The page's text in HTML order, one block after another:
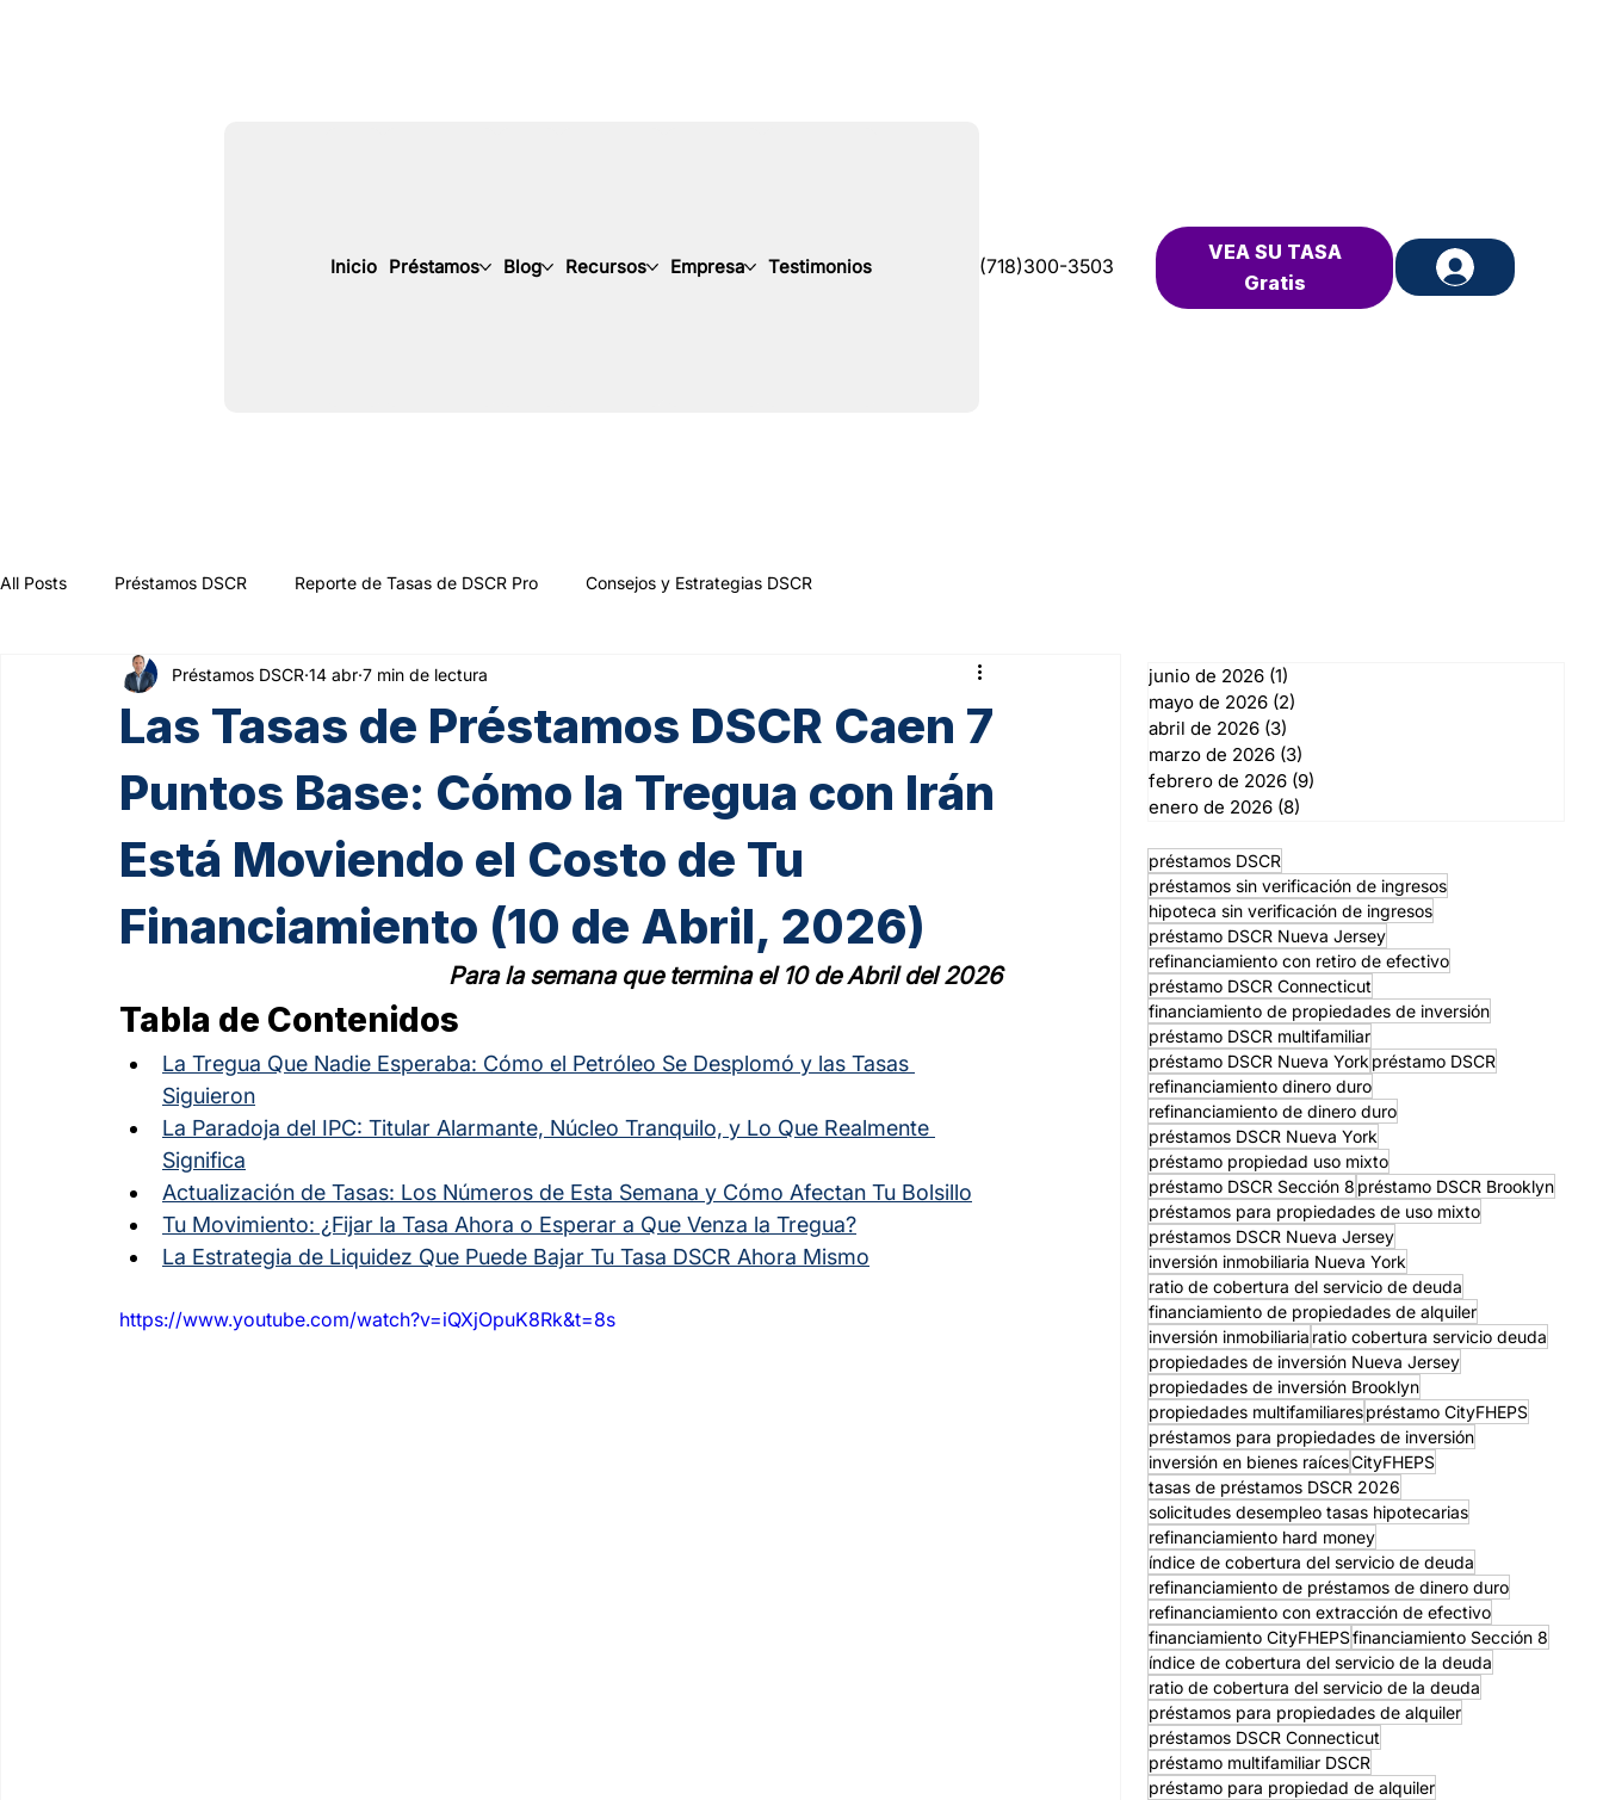
Inicio Préstamos Blog Recursos Empresa Testimonios (718)300-3503
VEA SU TASA
Gratis
All Posts Préstamos DSCR Reporte de Tasas de DSCR Pro Consejos y Estrategias DSCR
Las Tasas de Préstamos DSCR Caen 7
Puntos Base: Cómo la Tregua con Irán
Está Moviendo el Costo de Tu
Financiamiento (10 de Abril, 2026)
Préstamos DSCR 14 abr 7 min de lectura
Para la semana que termina el 10 de Abril del 2026
Tabla de Contenidos
La Tregua Que Nadie Esperaba: Cómo el Petróleo Se Desplomó y las Tasas
Siguieron
La Paradoja del IPC: Titular Alarmante, Núcleo Tranquilo, y Lo Que Realmente
Significa
Actualización de Tasas: Los Números de Esta Semana y Cómo Afectan Tu Bolsillo
Tu Movimiento: ¿Fijar la Tasa Ahora o Esperar a Que Venza la Tregua?
La Estrategia de Liquidez Que Puede Bajar Tu Tasa DSCR Ahora Mismo
https://www.youtube.com/watch?v=iQXjOpuK8Rk&t=8s
junio de 2026 (1)
mayo de 2026 (2)
abril de 2026 (3)
marzo de 2026 (3)
febrero de 2026 (9)
enero de 2026 (8)
préstamos DSCR
préstamos sin verificación de ingresos
hipoteca sin verificación de ingresos
préstamo DSCR Nueva Jersey
refinanciamiento con retiro de efectivo
préstamo DSCR Connecticut
financiamiento de propiedades de inversión
préstamo DSCR multifamiliar
préstamo DSCR Nueva York préstamo DSCR
refinanciamiento dinero duro
refinanciamiento de dinero duro
préstamos DSCR Nueva York
préstamo propiedad uso mixto
préstamo DSCR Sección 8 préstamo DSCR Brooklyn
préstamos para propiedades de uso mixto
préstamos DSCR Nueva Jersey
inversión inmobiliaria Nueva York
ratio de cobertura del servicio de deuda
financiamiento de propiedades de alquiler
inversión inmobiliaria ratio cobertura servicio deuda
propiedades de inversión Nueva Jersey
propiedades de inversión Brooklyn
propiedades multifamiliarespréstamo CityFHEPS
préstamos para propiedades de inversión
inversión en bienes raícesCityFHEPS
tasas de préstamos DSCR 2026
solicitudes desempleo tasas hipotecarias
refinanciamiento hard money
índice de cobertura del servicio de deuda
refinanciamiento de préstamos de dinero duro
refinanciamiento con extracción de efectivo
financiamiento CityFHEPSfinanciamiento Sección 8
índice de cobertura del servicio de la deuda
ratio de cobertura del servicio de la deuda
préstamos para propiedades de alquiler
préstamos DSCR Connecticut
préstamo multifamiliar DSCR
préstamo para propiedad de alquiler